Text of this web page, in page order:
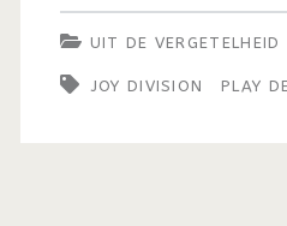
UIT DE VERGETELHEID
JOY DIVISION PLAY